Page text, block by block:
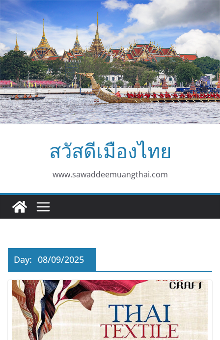
Skip
to
content
สวัสดีเมืองไทย
www.sawaddeemuangthai.com
Day: 08/09/2025